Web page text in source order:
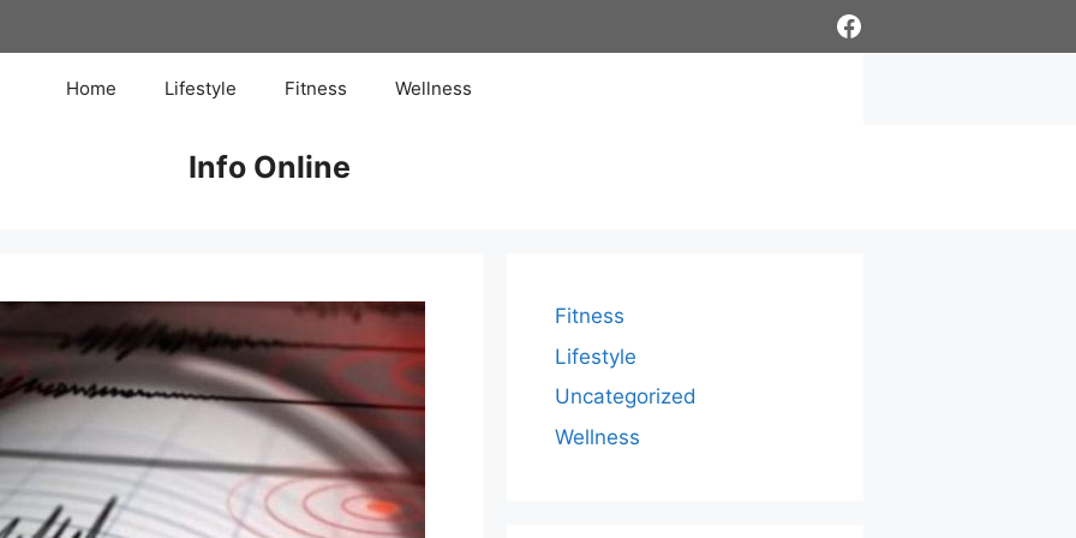
Facebook
Home Lifestyle Fitness Wellness
Info Online
Fitness
Lifestyle
Uncategorized
Wellness